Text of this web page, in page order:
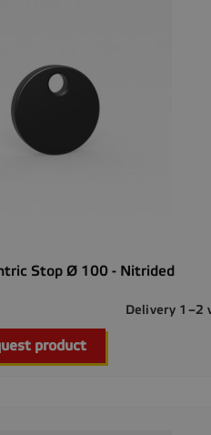
Stop Ø 100 - Nitrided
Delivery 1–2
product